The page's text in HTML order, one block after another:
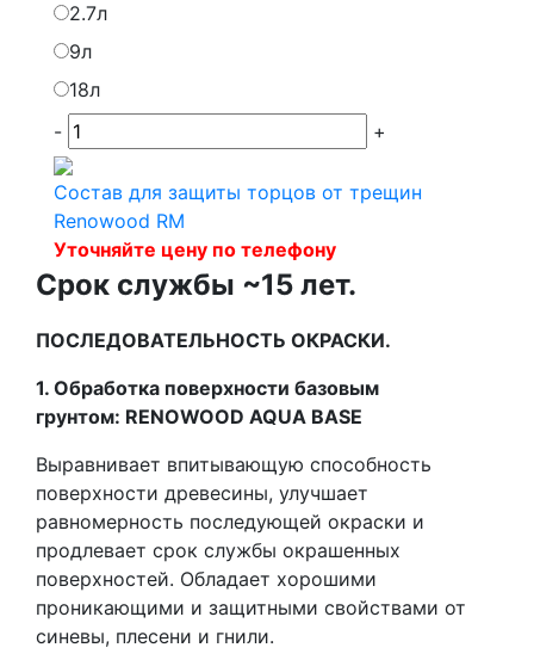
2.7л
9л
18л
-
+
Состав для защиты торцов от трещин
Renowood RM
Уточняйте цену по телефону
Срок службы ~15 лет.
ПОСЛЕДОВАТЕЛЬНОСТЬ ОКРАСКИ.
1. Обработка поверхности базовым
грунтом: RENOWOOD AQUA BASE
Выравнивает впитывающую способность
поверхности древесины, улучшает
равномерность последующей окраски и
продлевает срок службы окрашенных
поверхностей. Обладает хорошими
проникающими и защитными свойствами от
синевы, плесени и гнили.